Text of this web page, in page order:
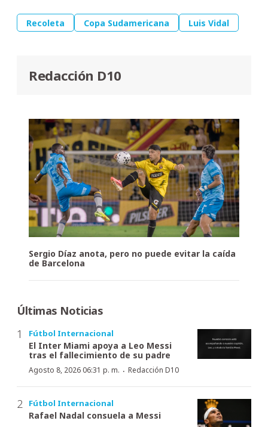
Recoleta Copa Sudamericana Luis Vidal
Redacción D10
Sergio Díaz anota, pero no puede evitar la caída
de Barcelona
Últimas Noticias
Fútbol Internacional
El Inter Miami apoya a Leo Messi
tras el fallecimiento de su padre
Agosto 8, 2026 06:31 p. m. · Redacción D10
Fútbol Internacional
Rafael Nadal consuela a Messi